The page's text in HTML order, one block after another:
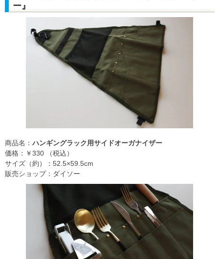
ー』
商品名： ハンギングラック用サイドオーガナイザー
価格：￥330 （税込）
サイズ（約）：52.5×59.5cm
販売ショップ：ダイソー